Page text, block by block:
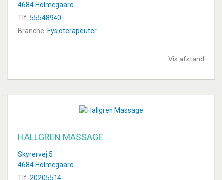
4684 Holmegaard
Tlf. 55548940
Branche: Fysioterapeuter
Vis afstand
HALLGREN MASSAGE
Skyrervej 5
4684 Holmegaard
Tlf. 20205514